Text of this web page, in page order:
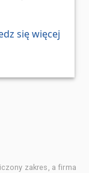
się więcej
zakres, a firma